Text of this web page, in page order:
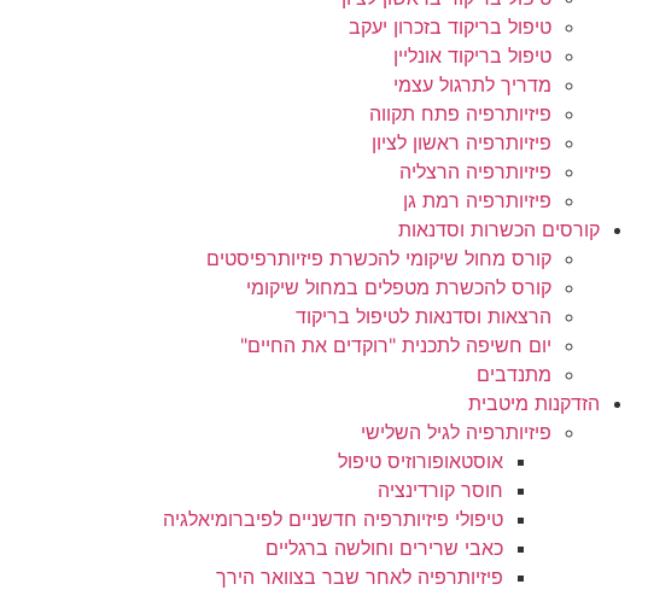
טיפול בריקוד בזכרון יעקב
טיפול בריקוד אונליין
מדריך לתרגול עצמי
פיזיותרפיה פתח תקווה
פיזיותרפיה ראשון לציון
פיזיותרפיה הרצליה
פיזיותרפיה רמת גן
קורסים הכשרות וסדנאות
קורס מחול שיקומי להכשרת פיזיותרפיסטים
קורס להכשרת מטפלים במחול שיקומי
הרצאות וסדנאות לטיפול בריקוד
יום חשיפה לתכנית "רוקדים את החיים"
מתנדבים
הזדקנות מיטבית
פיזיותרפיה לגיל השלישי
אוסטאופורוזיס טיפול
חוסר קורדינציה
טיפולי פיזיותרפיה חדשניים לפיברומיאלגיה
כאבי שרירים וחולשה ברגליים
פיזיותרפיה לאחר שבר בצוואר הירך